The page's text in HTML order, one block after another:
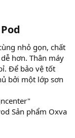
nhỏ gọn, chất
hơn. Thân máy
Để bảo vệ tốt
bởi một lớp sơn
Sản phẩm Oxva